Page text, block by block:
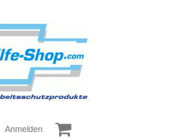
Anmelden